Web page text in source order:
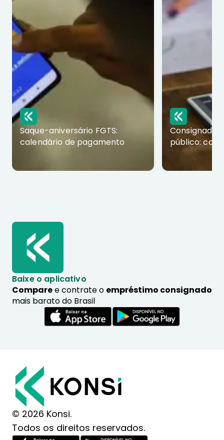
Saque-aniversário FGTS:
calendário de pagamento
Consignado
público:
Baixe o aplicativo
Comparee contrate o empréstimo consignado
mais barato do Brasil
© 2026 Konsi.
Todos os direitos reservados.